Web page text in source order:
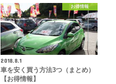
お得情報
2018.8.1
車を安く買う方法3つ（まとめ）
【お得情報】